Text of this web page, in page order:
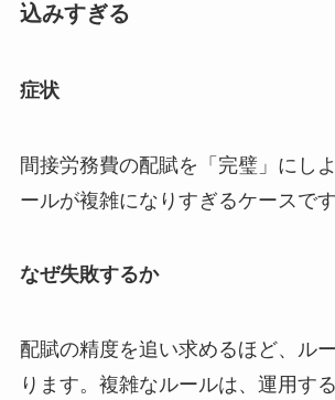
込みすぎる
症状
間接労務費の配賦を「完璧」にし
ールが複雑になりすぎるケースです
なぜ失敗するか
配賦の精度を追い求めるほど、ル
ります。複雑なルールは、運用す